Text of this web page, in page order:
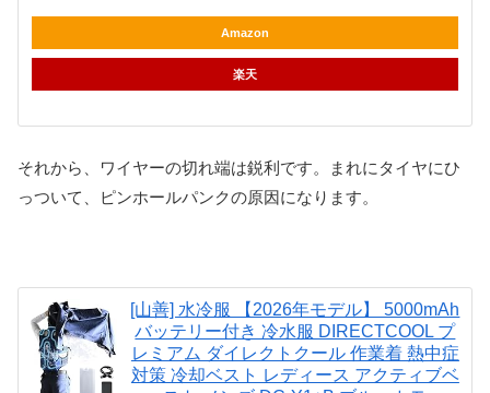
Amazon
楽天
それから、ワイヤーの切れ端は鋭利です。まれにタイヤにひ
っついて、ピンホールパンクの原因になります。
[山善] 水冷服 【2026年モデル】 5000mAh
バッテリー付き 冷水服 DIRECTCOOL プ
レミアム ダイレクトクール 作業着 熱中症
対策 冷却ベスト レディース アクティブベ